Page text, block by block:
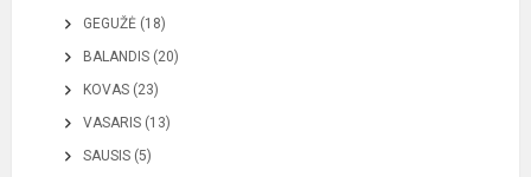
GEGUŽĖ (18)
BALANDIS (20)
KOVAS (23)
VASARIS (13)
SAUSIS (5)